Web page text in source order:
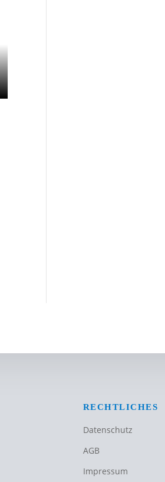
RECHTLICHES
Datenschutz
AGB
Impressum